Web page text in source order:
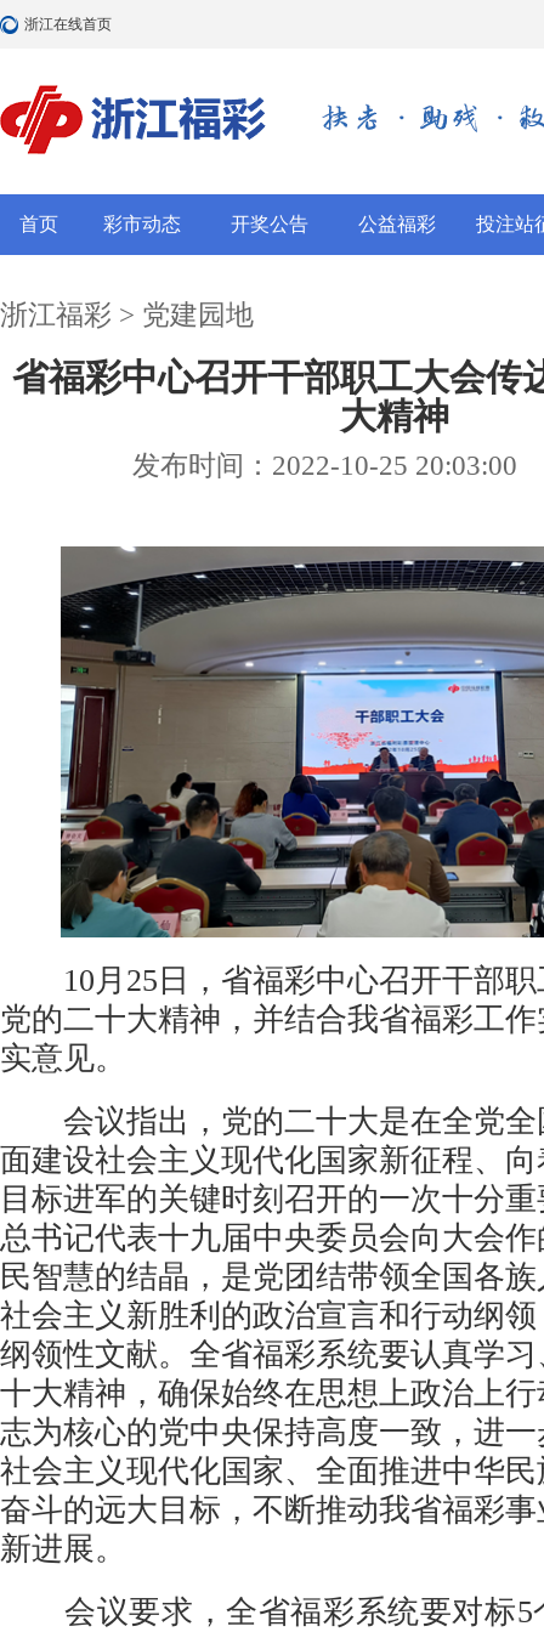
浙江在线首页
首页 彩市动态 开奖公告 公益福彩 投注站
浙江福彩 > 党建园地
省福彩中心召开干部职工大会传
大精神
发布时间：2022-10-25 20:03:00
10月25日，省福彩中心召开干部职
党的二十大精神，并结合我省福彩工
实意见。
会议指出，党的二十大是在全党全
面建设社会主义现代化国家新征程、
目标进军的关键时刻召开的一次十分
总书记代表十九届中央委员会向大会
民智慧的结晶，是党团结带领全国各
社会主义新胜利的政治宣言和行动纲
纲领性文献。全省福彩系统要认真学
十大精神，确保始终在思想上政治上
志为核心的党中央保持高度一致，进
社会主义现代化国家、全面推进中华
奋斗的远大目标，不断推动我省福彩
新进展。
会议要求，全省福彩系统要对标5